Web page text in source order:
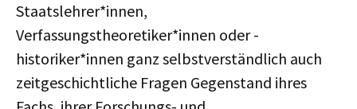
Staatslehrer*innen,
Verfassungstheoretiker*innen oder -
historiker*innen ganz selbstverständlich auch
zeitgeschichtliche Fragen Gegenstand ihres